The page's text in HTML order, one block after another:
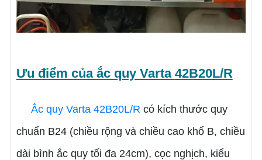
Ưu điểm của ắc quy Varta 42B20L/R
Ắc quy Varta 42B20L/R có kích thước quy
chuẩn B24 (chiều rộng và chiều cao khổ B, chiều
dài bình ắc quy tối đa 24cm), cọc nghịch, kiểu